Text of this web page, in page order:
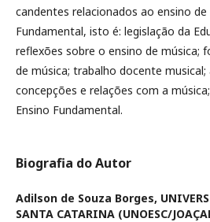
candentes relacionados ao ensino de
Fundamental, isto é: legislação da
reflexões sobre o ensino de música;
de música; trabalho docente musical;
concepções e relações com a
Ensino Fundamental.
Biografia do Autor
Adilson de Souza Borges,
SANTA CATARINA (UNOESC/